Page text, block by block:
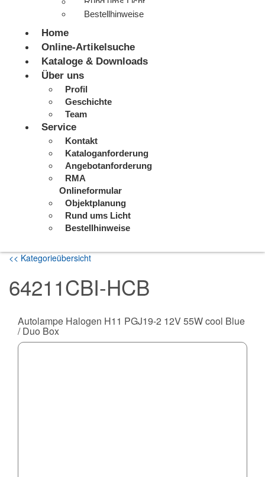
Bestellhinweise
Home
Online-Artikelsuche
Kataloge & Downloads
Über uns
Profil
Geschichte
Team
Service
Kontakt
Kataloganforderung
Angebotanforderung
RMA
Onlineformular
Objektplanung
Rund ums Licht
Bestellhinweise
<< Kategorieübersicht
64211CBI-HCB
Autolampe Halogen H11 PGJ19-2 12V 55W cool Blue
/ Duo Box